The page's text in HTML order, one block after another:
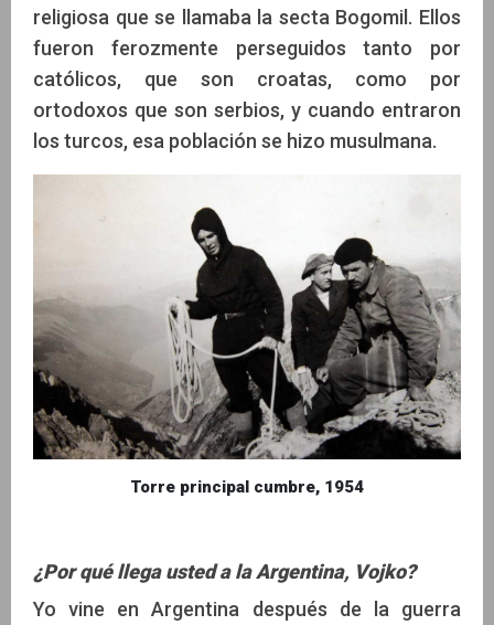
religiosa que se llamaba la secta Bogomil. Ellos
fueron ferozmente perseguidos tanto por
católicos, que son croatas, como por
ortodoxos que son serbios, y cuando entraron
los turcos, esa población se hizo musulmana.
Torre principal cumbre, 1954
¿Por qué llega usted a la Argentina, Vojko?
Yo vine en Argentina después de la guerra